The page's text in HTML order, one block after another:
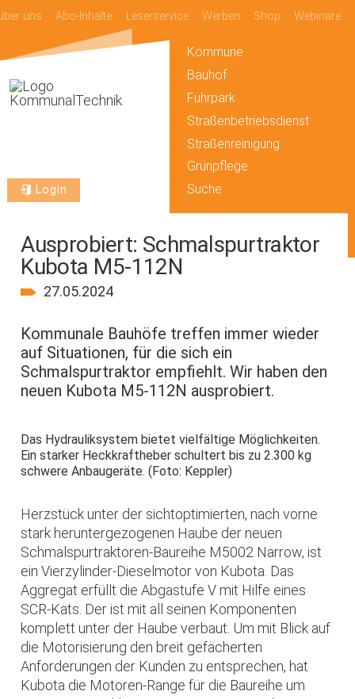
uns Abo-Inhalte Leserservice Werben Shop Webinare
Login
Kommune
Bauhof
Fuhrpark
Straßenbetriebsdienst
Straßenreinigung
Grünpflege
Suche
Ausprobiert: Schmalspurtraktor
Kubota M5-112N
27.05.2024
Kommunale Bauhöfe treffen immer wieder
auf Situationen, für die sich ein
Schmalspurtraktor empfiehlt. Wir haben den
neuen Kubota M5-112N ausprobiert.
Das Hydrauliksystem bietet vielfältige Möglichkeiten.
Ein starker Heckkraftheber schultert bis zu 2.300 kg
schwere Anbaugeräte. (Foto: Keppler)
Herzstück unter der sichtoptimierten, nach vorne
stark heruntergezogenen Haube der neuen
Schmalspurtraktoren-Baureihe M5002 Narrow, ist
ein Vierzylinder-Dieselmotor von Kubota. Das
Aggregat erfüllt die Abgastufe V mit Hilfe eines
SCR-Kats. Der ist mit all seinen Komponenten
komplett unter der Haube verbaut. Um mit Blick auf
die Motorisierung den breit gefächerten
Anforderungen der Kunden zu entsprechen, hat
Kubota die Motoren-Range für die Baureihe um